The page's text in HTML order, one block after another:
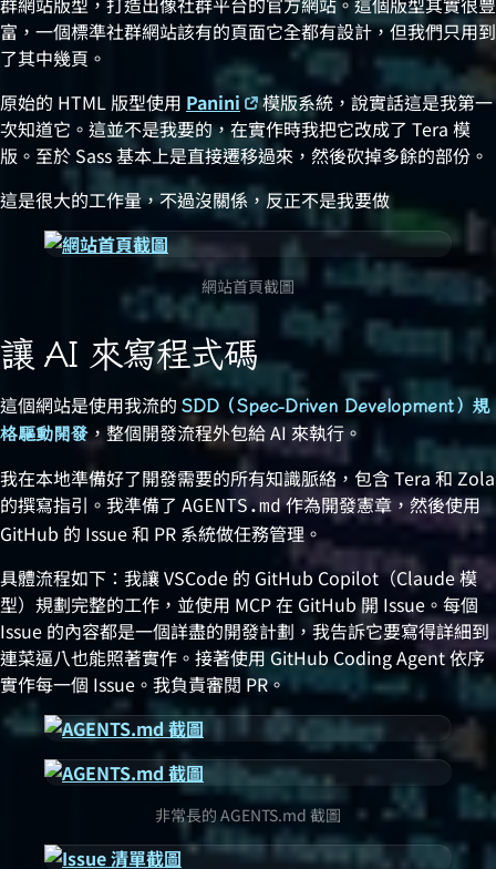
富，一個標準社群網站該有的頁面它全都有設計，但我們只用到
了其中幾頁。
原始的 HTML 版型使用 Panini
模版系統，說實話這是我第一
次知道它。這並不是我要的，在實作時我把它改成了 Tera 模
版。至於 Sass 基本上是直接遷移過來，然後砍掉多餘的部份。
這是很大的工作量，不過沒關係，反正不是我要做 😉
網站首頁截圖
讓 AI 來寫程式碼
這個網站是使用我流的 SDD（Spec-Driven Development）規
格驅動開發 ，整個開發流程外包給 AI 來執行。
我在本地準備好了開發需要的所有知識脈絡，包含 Tera 和 Zola
的撰寫指引。我準備了 AGENTS.md作為開發憲章，然後使用
GitHub 的 Issue 和 PR 系統做任務管理。
具體流程如下：我讓 VSCode 的 GitHub Copilot（Claude 模
型）規劃完整的工作，並使用 MCP 在 GitHub 開 Issue。每個
Issue 的內容都是一個詳盡的開發計劃，我告訴它要寫得詳細到
連菜逼八也能照著實作。接著使用 GitHub Coding Agent 依序
實作每一個 Issue。我負責審閱 PR。
非常長的 AGENTS.md 截圖